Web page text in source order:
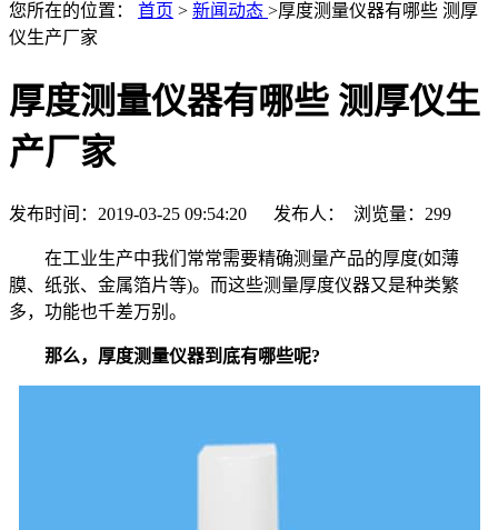
您所在的位置： 首页 > 新闻动态 >厚度测量仪器有哪些 测厚
仪生产厂家
厚度测量仪器有哪些 测厚仪生
产厂家
发布时间：2019-03-25 09:54:20 发布人： 浏览量： 299
在工业生产中我们常常需要精确测量产品的厚度(如薄
膜、纸张、金属箔片等)。而这些测量厚度仪器又是种类繁
多，功能也千差万别。
那么，厚度测量仪器到底有哪些呢?